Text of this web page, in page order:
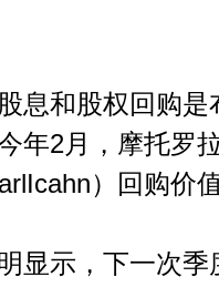
和股权回购是
年2月，摩托罗
）回购价
示，下一次季